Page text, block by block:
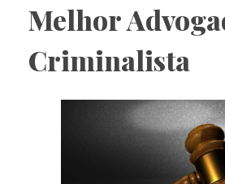
Melhor
Criminalista